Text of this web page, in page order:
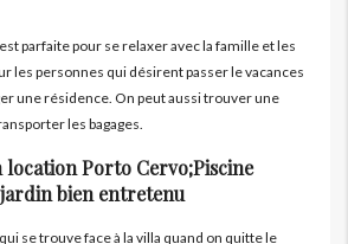
parfaite pour se relaxer avec la famille et les
les personnes qui désirent passer le vacances
une résidence. On peut aussi trouver une
les bagages.
location Porto Cervo;Piscine
bien entretenu
se trouve face à la villa quand on quitte le